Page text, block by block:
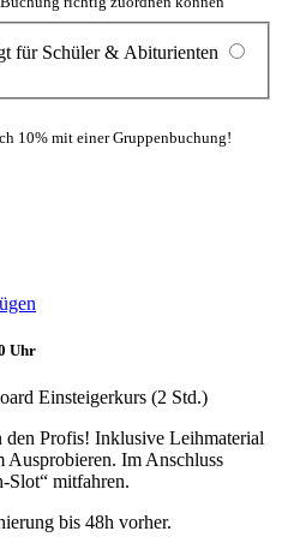
für Schüler & Abiturienten
10% mit einer Gruppenbuchung!
Uhr
Einsteigerkurs (2 Std.)
Profis! Inklusive Leihmaterial
Ausprobieren. Im Anschluss
Slot“ mitfahren.
bis 48h vorher.